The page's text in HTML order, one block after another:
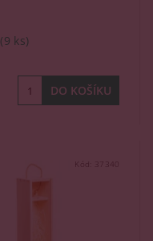
(9 ks)
Kód: 37340